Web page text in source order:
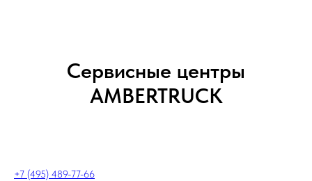
Сервисные центры
AMBERTRUCK
+7 (495) 489-77-66